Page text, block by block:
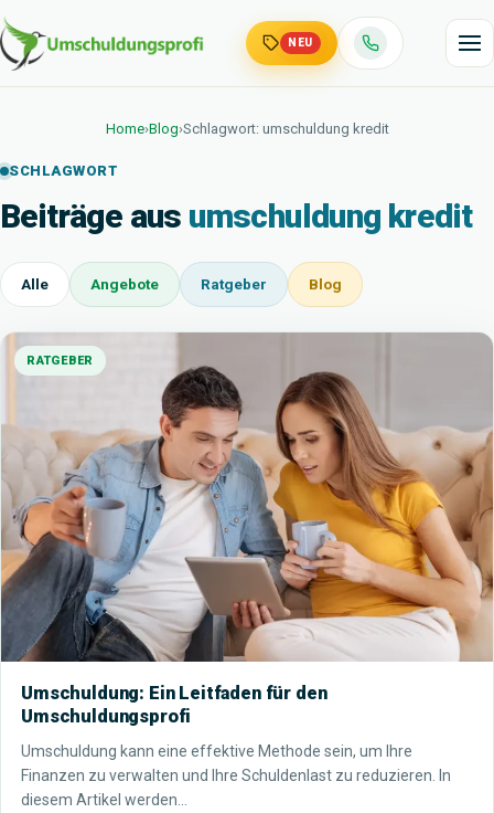
NEU
Home›Blog›Schlagwort: umschuldung kredit
SCHLAGWORT
Beiträge aus umschuldung kredit
Alle Angebote Ratgeber Blog
RATGEBER
Umschuldung: Ein Leitfaden für den
Umschuldungsprofi
Umschuldung kann eine effektive Methode sein, um Ihre
Finanzen zu verwalten und Ihre Schuldenlast zu reduzieren. In
diesem Artikel werden…